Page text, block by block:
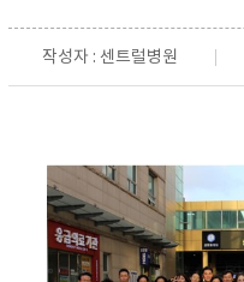
작성자 : 센트럴병원